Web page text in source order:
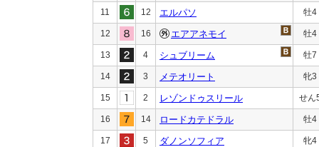
11 12 エルパソ 牡4
12 16 エアアネモイ 牡4
13 4 シュブリーム 牡7
14 3 メテオリート 牝3
15 2 レゾンドゥスリール せん
16 14 ロードカテドラル 牡4
17 5 ダノンソフィア 牝4